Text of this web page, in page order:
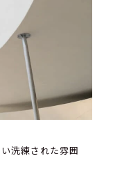
洗練された雰囲